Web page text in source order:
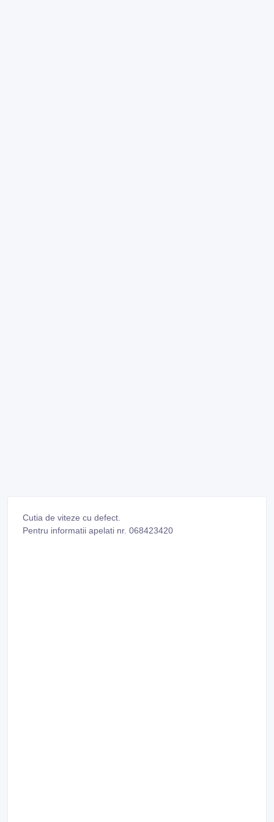
Cutia de viteze cu defect.
Pentru informatii apelati nr. 068423420